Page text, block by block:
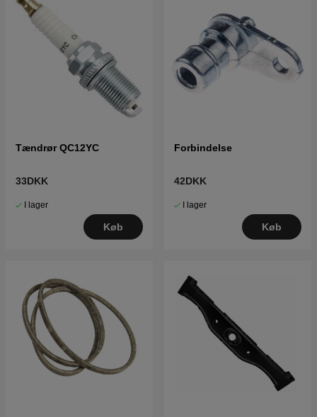
Tændrør QC12YC
33DKK
I lager
Køb
Forbindelse
42DKK
I lager
Køb